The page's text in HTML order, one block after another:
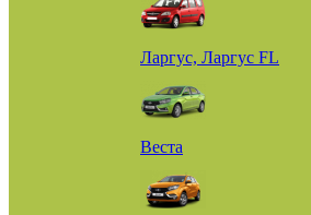
Ларгус, Ларгус FL
Веста